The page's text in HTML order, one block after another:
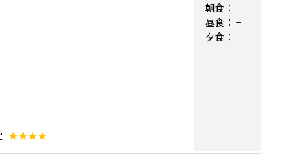
★★★★
朝食： −
昼食： −
夕食： −